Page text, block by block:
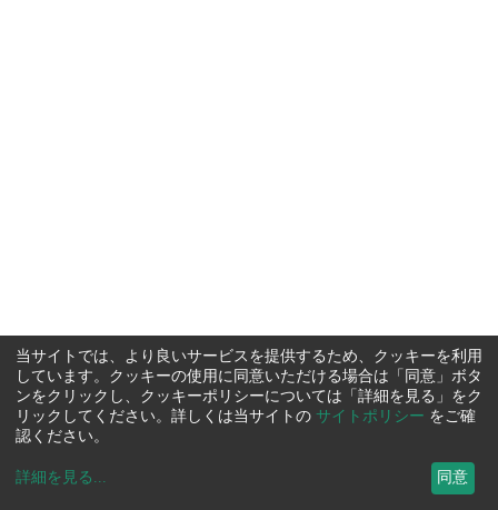
当サイトでは、より良いサービスを提供するため、クッキーを利用
しています。クッキーの使用に同意いただける場合は「同意」ボタ
ンをクリックし、クッキーポリシーについては「詳細を見る」をク
リックしてください。詳しくは当サイトの サイトポリシー をご確
認ください。
詳細を見る ... 同意